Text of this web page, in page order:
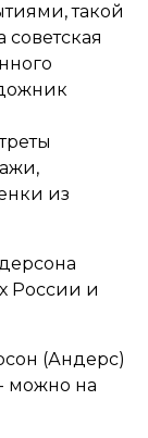
такой
из
России и
(Андерс)
можно на